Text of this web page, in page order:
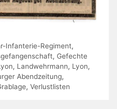
Infanterie-Regiment,
, Gefechte
, Landwehrmann, Lyon,
Abendzeitung,
, Verlustlisten